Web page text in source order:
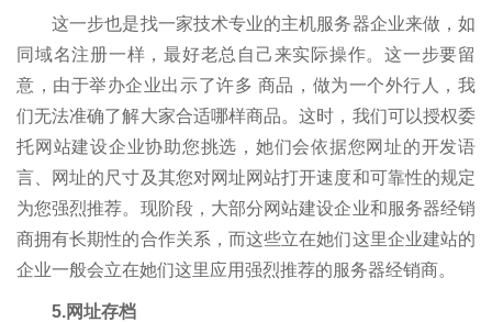
这一步也是找一家技术专业的主机服务器企业来做，如
同域名注册一样，最好老总自己来实际操作。这一步要留
意，由于举办企业出示了许多 商品，做为一个外行人，我
们无法准确了解大家合适哪样商品。这时，我们可以授权委
托网站建设企业协助您挑选，她们会依据您网址的开发语
言、网址的尺寸及其您对网址网站打开速度和可靠性的规定
为您强烈推荐。现阶段，大部分网站建设企业和服务器经销
商拥有长期性的合作关系，而这些立在她们这里企业建站的
企业一般会立在她们这里应用强烈推荐的服务器经销商。
5.网址存档